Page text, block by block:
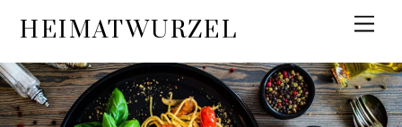
content
HEIMATWURZEL